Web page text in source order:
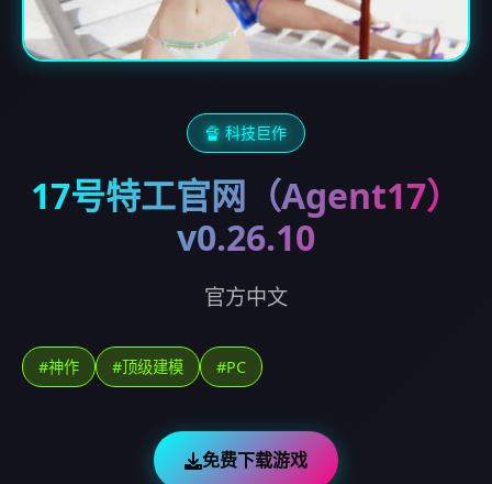
🔏 科技巨作
17号特工官网（Agent17）
v0.26.10
官方中文
#神作 #顶级建模 #PC
免费下载游戏